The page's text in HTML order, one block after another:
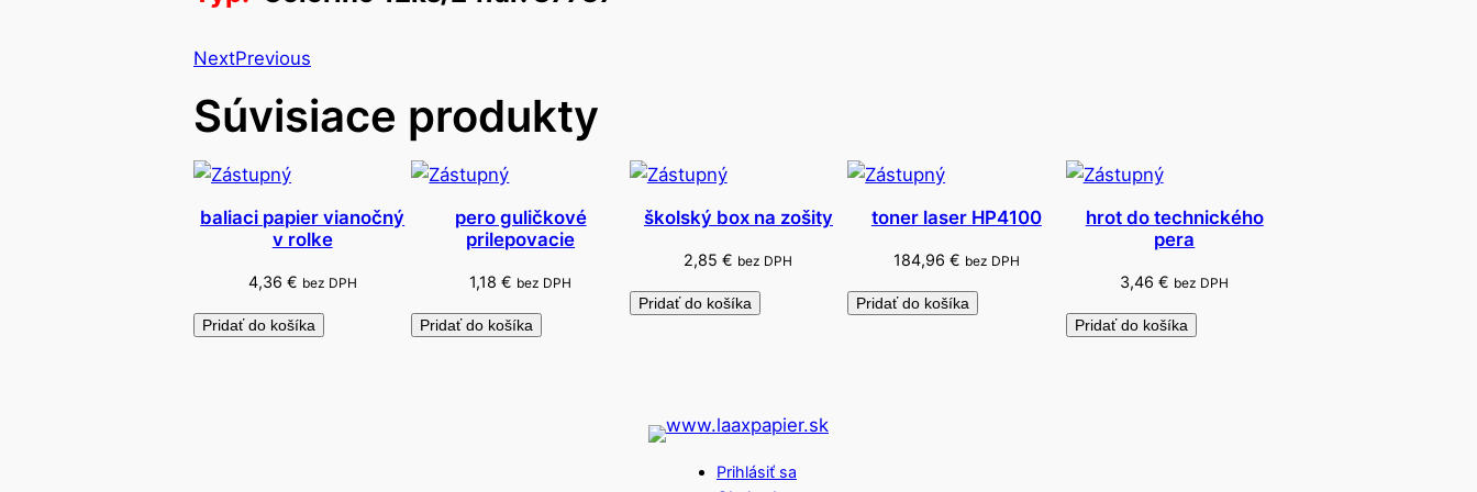
n
p
a
NextPrevious
Súvisiace produkty
baliaci papier vianočný
v rolke
4,36 € bez DPH
Pridať do košíka
pero guličkové
prilepovacie
1,18€ bez DPH
Pridať do košíka
školský box na zošity
2,85€ bez DPH
Pridať do košíka
toner laser HP4100
184,96 € bez DPH
Pridať do košíka
hrot do technického
pera
3,46€ bez DPH
Pridať do košíka
Prihlásiť sa